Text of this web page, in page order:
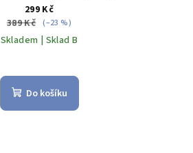
299 Kč
389 Kč (–23 %)
Skladem | Sklad B
Do košíku